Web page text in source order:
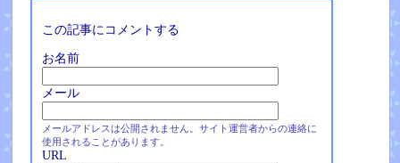
この記事にコメントする
お名前
メール
メールアドレスは公開されません。サイト運営者からの連絡に
使用されることがあります。
URL